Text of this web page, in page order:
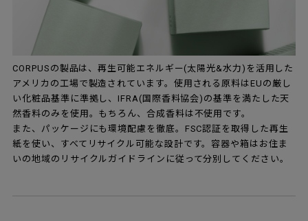
CORPUSの製品は、再生可能エネルギー(太陽光&水力)を活用した
アメリカの工場で製造されています。使用される原料はEUの厳し
い化粧品基準に準拠し、IFRA(国際香料協会)の基準を満たした天
然香料のみを使用。もちろん、合成香料は不使用です。
また、パッケージにも環境配慮を徹底。FSC認証を取得した再生
紙を使い、すべてリサイクル可能な設計です。容器や箱はお住ま
いの地域のリサイクルガイドラインに従って分別してください。